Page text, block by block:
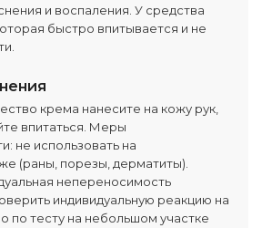
и воспаления. У средства
быстро впитывается и не
крема нанесите на кожу рук,
впитаться. Меры
не использовать на
(раны, порезы, дерматиты).
непереносимость
индивидуальную реакцию на
по тесту на небольшом участке